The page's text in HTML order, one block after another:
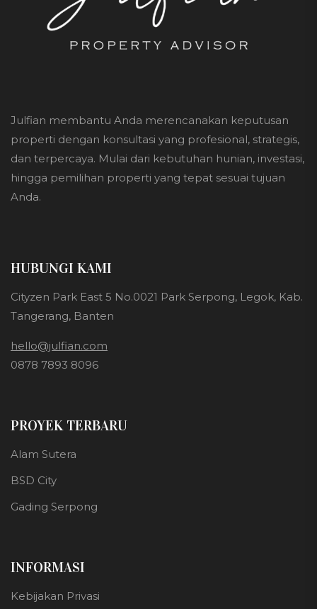
Julfian membantu Anda merencanakan keputusan
properti dengan konsultasi yang profesional, strategis,
dan terpercaya. Mulai dari kebutuhan hunian, investasi,
hingga pemilihan properti yang tepat sesuai tujuan
Anda.
HUBUNGI KAMI
Cityzen Park East 5 No.0021 Park Serpong, Legok, Kab.
Tangerang, Banten
hello@julfian.com
0878 7893 8096
PROYEK TERBARU
Alam Sutera
BSD City
Gading Serpong
INFORMASI
Kebijakan Privasi